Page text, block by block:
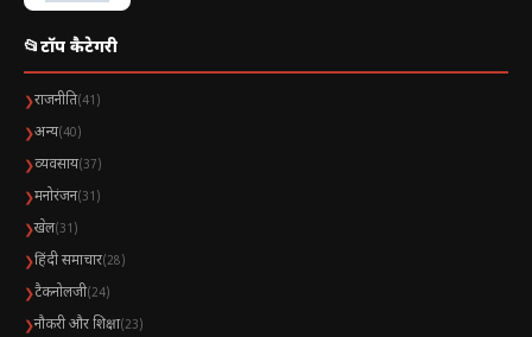
📂टॉप कैटेगरी
❯राजनीति(41)
❯अन्य(40)
❯व्यवसाय(37)
❯मनोरंजन(31)
❯खेल(31)
❯हिंदी समाचार(28)
❯टैकनोलजी(24)
❯नौकरी और शिक्षा(23)